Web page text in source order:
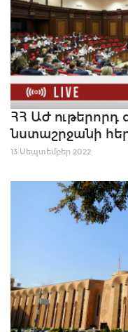
ՀՀ ԱԺ ութերորդ
նստաշրջանի
13 Սեպտեմբեր 2022